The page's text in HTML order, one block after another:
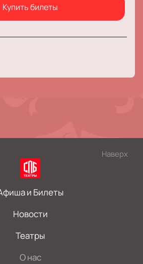
Купить билеты
Наверх
и Билеты
Новости
Театры
О нас